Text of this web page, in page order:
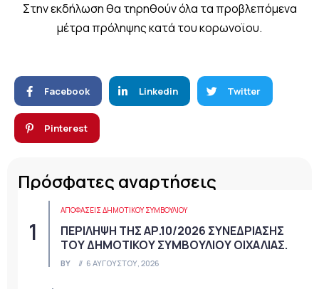
Στην εκδήλωση θα τηρηθούν όλα τα προβλεπόμενα
μέτρα πρόληψης κατά του κορωνοϊου.
Facebook Linkedin Twitter
Pinterest
Πρόσφατες αναρτήσεις
ΑΠΟΦΆΣΕΙΣ ΔΗΜΟΤΙΚΟΎ ΣΥΜΒΟΥΛΊΟΥ
ΠΕΡΙΛΗΨΗ ΤΗΣ ΑΡ.10/2026 ΣΥΝΕΔΡΙΑΣΗΣ
ΤΟΥ ΔΗΜΟΤΙΚΟΥ ΣΥΜΒΟΥΛΙΟΥ ΟΙΧΑΛΙΑΣ.
BY 6 ΑΥΓΟΎΣΤΟΥ, 2026